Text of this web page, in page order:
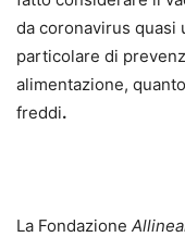
da coronavirus quasi
particolare di
alimentazione,
freddi.
La Fondazione